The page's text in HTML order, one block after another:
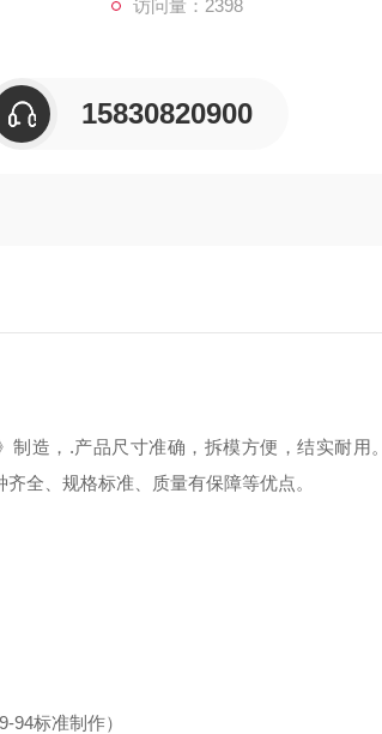
访问量：2398
15830820900
制造， .产品尺寸准确，拆模方便，结实耐用。
全、规格标准、质量有保障等优点。
94标准制作）